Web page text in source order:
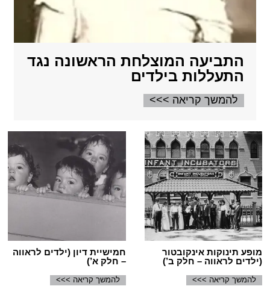
התביעה המוצלחת הראשונה נגד
התעללות בילדים
להמשך קריאה >>>
מופע תינוקות אינקובטור
(ילדים לראווה – חלק ב’)
להמשך קריאה >>>
חמישיית דיון (ילדים לראווה
– חלק א’)
להמשך קריאה >>>